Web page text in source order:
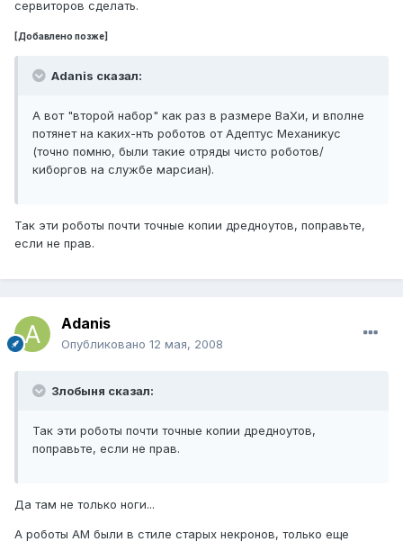
сервиторов сделать.
[Добавлено позже]
Adanis сказал:
А вот "второй набор" как раз в размере ВаХи, и вполне
потянет на каких-нть роботов от Адептус Механикус
(точно помню, были такие отряды чисто роботов/
киборгов на службе марсиан).
Так эти роботы почти точные копии дредноутов, поправьте,
если не прав.
Adanis
Опубликовано 12 мая, 2008
Злобыня сказал:
Так эти роботы почти точные копии дредноутов,
поправьте, если не прав.
Да там не только ноги...
А роботы АМ были в стиле старых некронов, только еще